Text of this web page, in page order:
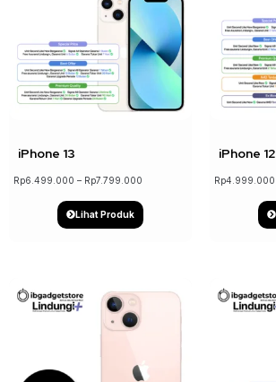
iPhone 13
Rp6.499.000 – Rp7.799.000
Lihat Produk
iPhone 12
Rp4.999.000